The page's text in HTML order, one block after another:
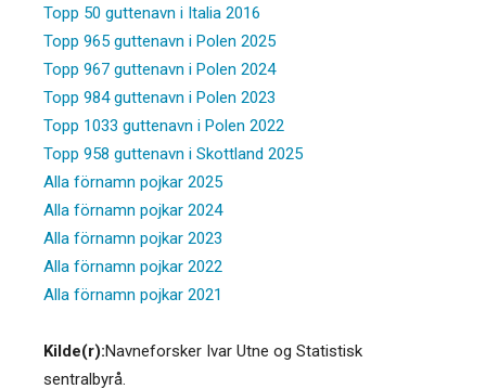
Topp 50 guttenavn i Italia 2016
Topp 965 guttenavn i Polen 2025
Topp 967 guttenavn i Polen 2024
Topp 984 guttenavn i Polen 2023
Topp 1033 guttenavn i Polen 2022
Topp 958 guttenavn i Skottland 2025
Alla förnamn pojkar 2025
Alla förnamn pojkar 2024
Alla förnamn pojkar 2023
Alla förnamn pojkar 2022
Alla förnamn pojkar 2021
Kilde(r):Navneforsker Ivar Utne og Statistisk
sentralbyrå.